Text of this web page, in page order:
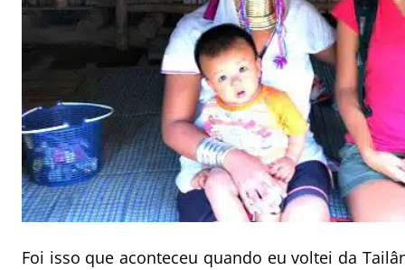
Foi isso que aconteceu quando eu voltei da